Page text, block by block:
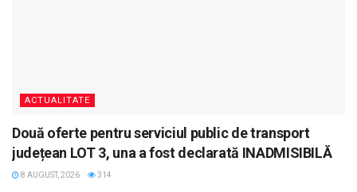
ACTUALITATE
Două oferte pentru serviciul public de transport
județean LOT 3, una a fost declarată INADMISIBILĂ
8 AUGUST, 2026 314